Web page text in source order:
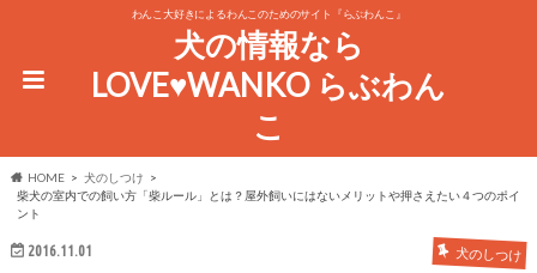
わんこ大好きによるわんこのためのサイト『らぶわんこ』
犬の情報なら
LOVE♥WANKO らぶわん
こ
HOME
犬のしつけ
柴犬の室内での飼い方「柴ルール」とは？屋外飼いにはないメリットや押さえたい４つのポイ
ント
2016.11.01 犬のしつけ